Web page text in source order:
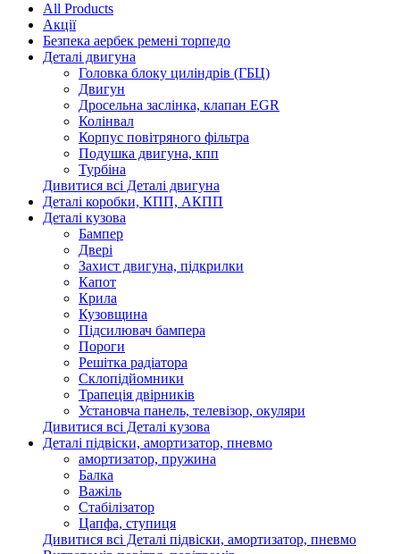
All Products
Акції
Безпека аербек ремені торпедо
Деталі двигуна
Головка блоку циліндрів (ГБЦ)
Двигун
Дросельна заслінка, клапан EGR
Колінвал
Корпус повітряного фільтра
Подушка двигуна, кпп
Турбіна
Дивитися всі Деталі двигуна
Деталі коробки, КПП, АКПП
Деталі кузова
Бампер
Двері
Захист двигуна, підкрилки
Капот
Крила
Кузовщина
Підсилювач бампера
Пороги
Решітка радіатора
Склопідйомники
Трапеція двірників
Установча панель, телевізор, окуляри
Дивитися всі Деталі кузова
Деталі підвіски, амортизатор, пневмо
амортизатор, пружина
Балка
Важіль
Стабілізатор
Цапфа, ступиця
Дивитися всі Деталі підвіски, амортизатор, пневмо